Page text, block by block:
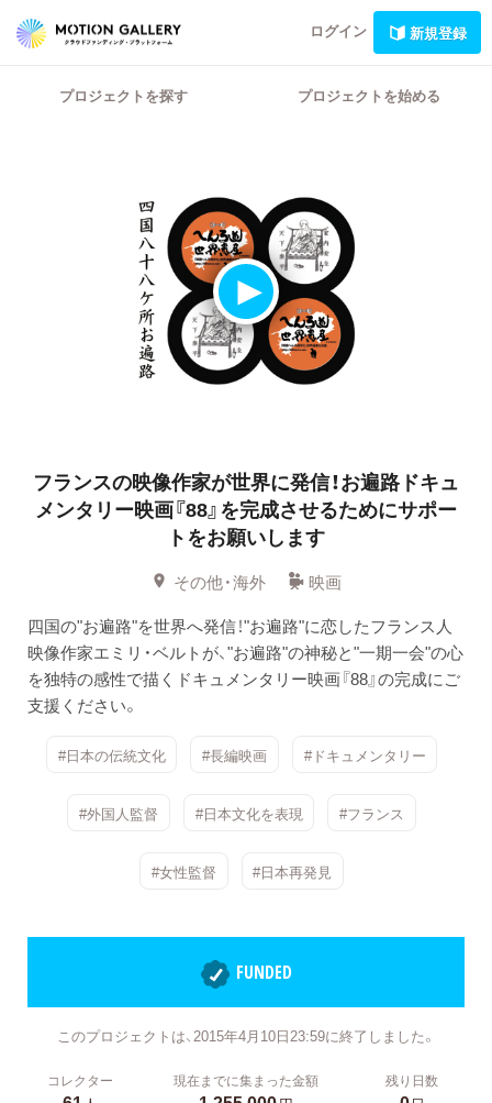
ログイン 新規登録
プロジェクトを探す プロジェクトを始める
フランスの映像作家が世界に発信！お遍路ドキュ
メンタリー映画『88』を完成させるためにサポー
トをお願いします
その他・海外
映画
四国の"お遍路"を世界へ発信！"お遍路"に恋したフランス人
映像作家エミリ・ベルトが、"お遍路"の神秘と"一期一会"の心
を独特の感性で描くドキュメンタリー映画『88』の完成にご
支援ください。
#日本の伝統文化 #長編映画 #ドキュメンタリー
#外国人監督 #日本文化を表現 #フランス
#女性監督 #日本再発見
FUNDED
このプロジェクトは、2015年4月10日23:59に終了しました。
コレクター 現在までに集まった金額 残り日数